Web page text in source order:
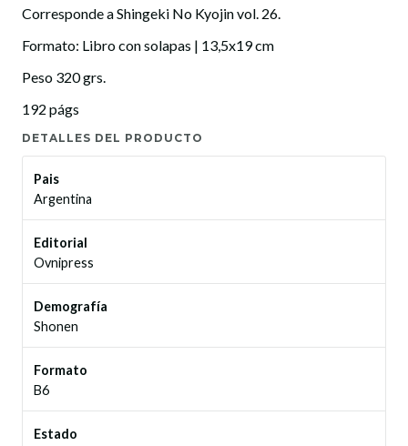
Corresponde a Shingeki No Kyojin vol. 26.
Formato: Libro con solapas | 13,5x19 cm
Peso 320 grs.
192 págs
DETALLES DEL PRODUCTO
Pais
Argentina
Editorial
Ovnipress
Demografía
Shonen
Formato
B6
Estado